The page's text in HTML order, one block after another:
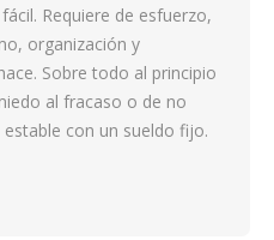
Requiere de esfuerzo,
organización y
Sobre todo al principio
al fracaso o de no
con un sueldo fijo.